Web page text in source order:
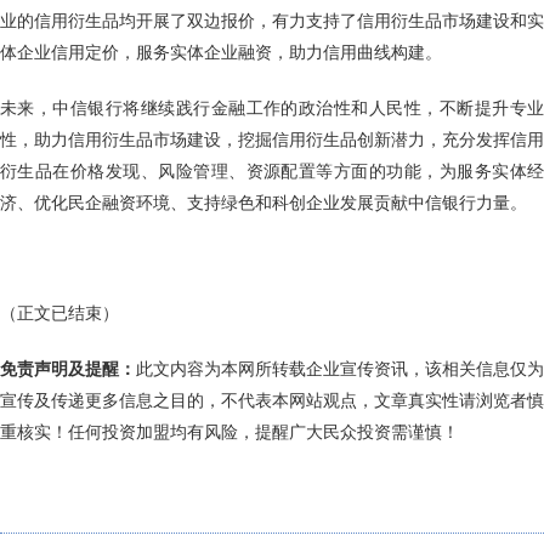
业的信用衍生品均开展了双边报价，有力支持了信用衍生品市场建设和实
体企业信用定价，服务实体企业融资，助力信用曲线构建。
未来，中信银行将继续践行金融工作的政治性和人民性，不断提升专业
性，助力信用衍生品市场建设，挖掘信用衍生品创新潜力，充分发挥信用
衍生品在价格发现、风险管理、资源配置等方面的功能，为服务实体经
济、优化民企融资环境、支持绿色和科创企业发展贡献中信银行力量。
（正文已结束）
免责声明及提醒： 此文内容为本网所转载企业宣传资讯，该相关信息仅为
宣传及传递更多信息之目的，不代表本网站观点，文章真实性请浏览者慎
重核实！任何投资加盟均有风险，提醒广大民众投资需谨慎！